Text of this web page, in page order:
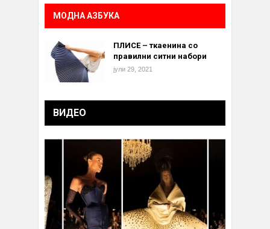
МОДНА АЗБУКА
ПЛИСЕ – ткаенина со
правилни ситни набори
јули 29, 2021
ВИДЕО